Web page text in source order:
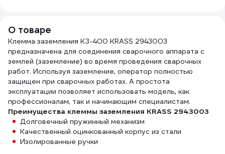
О товаре
Клемма заземления КЗ-400 KRASS 2943003
предназначена для соединения сварочного аппарата с
землей (заземление) во время проведения сварочных
работ. Используя заземление, оператор полностью
защищен при сварочных работах. А простота
эксплуатации позволяет использовать модель, как
профессионалам, так и начинающим специалистам.
Преимущества клеммы заземления KRASS 2943003
Долговечный пружинный механизм
Качественный оцинкованный корпус из стали
Изолированные ручки